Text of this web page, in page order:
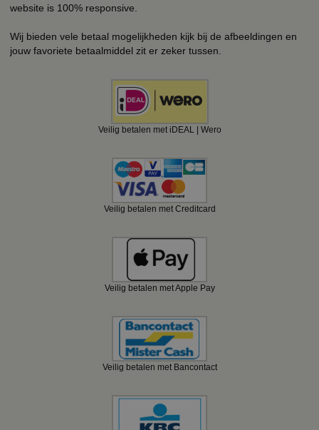
website is 100% responsive.
Wij bieden vele betaal mogelijkheden kijk bij de afbeeldingen en
jouw favoriete betaalmiddel zit er zeker tussen.
Veilig betalen met iDEAL | Wero
Veilig betalen met Creditcard
Veilig betalen met Apple Pay
Veilig betalen met Bancontact